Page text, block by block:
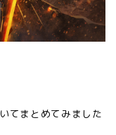
てまとめてみました